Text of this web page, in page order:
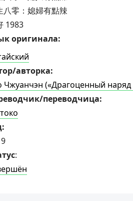
八零：媳婦有點辣
1983
оригинала:
авторка:
Чжуанчэн («Драгоценный
переводчица:
: